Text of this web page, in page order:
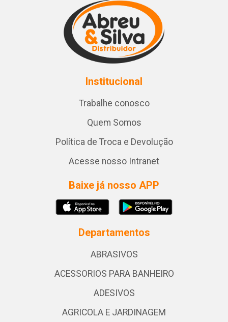
Institucional
Trabalhe conosco
Quem Somos
Política de Troca e Devolução
Acesse nosso Intranet
Baixe já nosso APP
Departamentos
ABRASIVOS
ACESSORIOS PARA BANHEIRO
ADESIVOS
AGRICOLA E JARDINAGEM